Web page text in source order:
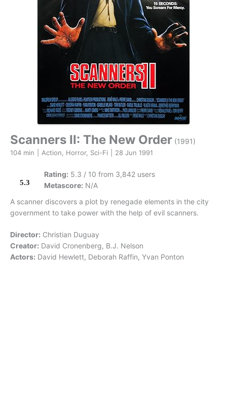
Scanners II: The New Order (1991)
104 min Action, Horror, Sci-Fi 28 Jun 1991
5.3
Rating: 5.3 / 10 from 3,842 users
Metascore: N/A
A scanner discovers a plot by renegade elements in the city
government to take power with the help of evil scanners.
Director: Christian Duguay
Creator: David Cronenberg, B.J. Nelson
Actors: David Hewlett, Deborah Raffin, Yvan Ponton